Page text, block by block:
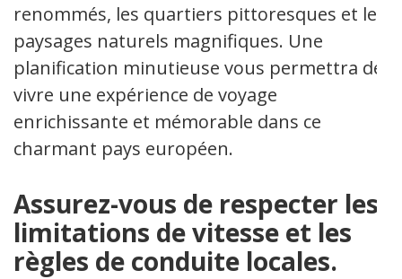
renommés, les quartiers pittoresques et les
paysages naturels magnifiques. Une
planification minutieuse vous permettra de
vivre une expérience de voyage
enrichissante et mémorable dans ce
charmant pays européen.
Assurez-vous de respecter les
limitations de vitesse et les
règles de conduite locales.